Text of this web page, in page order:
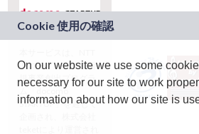
ドコモグループの新
規事業創出プログラ
ム「docomo
STARTUP」を通じて
On our website we use some
necessary for our site to work
information about how our site is